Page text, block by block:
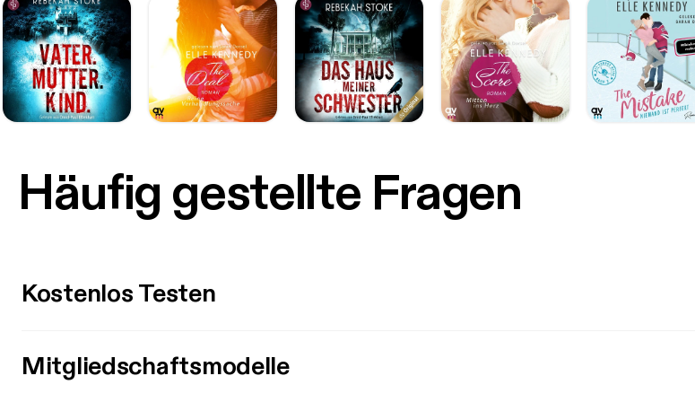
Häufig gestellte Fragen
Kostenlos Testen
Mitgliedschaftsmodelle